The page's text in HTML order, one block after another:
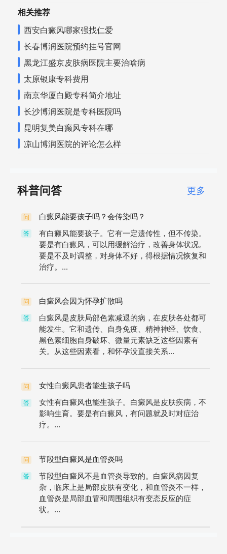
相关推荐
西安白癜风哪家强找仁爱
长春博润医院预约挂号官网
黑龙江盛京皮肤病医院主要治啥病
太原银康专科费用
南京华厦白殿专科简介地址
长沙博润医院是专科医院吗
昆明复美白癫风专科在哪
凉山博润医院的评论怎么样
科普问答 更多
问 白癜风能要孩子吗？会传染吗？
答
有白癜风能要孩子。它有一定遗传性，但不传染。
要是有白癜风，可以用缓解治疗，改善身体状况。
要是不及时调整，对身体不好，得根据情况恢复和
治疗。...
问 白癜风会因为怀孕扩散吗
答
白癜风是皮肤局部色素减退的病，在皮肤各处都可
能发生。它和遗传、自身免疫、精神神经、饮食、
黑色素细胞自身破坏、微量元素缺乏这些因素有
关。从这些因素看，和怀孕没直接关系...
问 女性白癜风患者能生孩子吗
答
女性有白癜风也能生孩子。白癜风是皮肤疾病，不
影响生育。要是有白癜风，有问题就及时对症治
疗。...
问 节段型白癜风是血管炎吗
答
节段型白癜风不是血管炎导致的。白癜风病因复
杂，临床上是局部皮肤有变化，和血管炎不一样，
血管炎是局部血管和周围组织有变态反应的症
状。...